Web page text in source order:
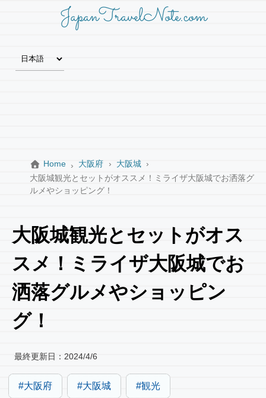
JapanTravelNote.com
Home 大阪府
大阪城
大阪城観光とセットがオススメ！ミライザ大阪城でお洒落グ
ルメやショッピング！
大阪城観光とセットがオス
スメ！ミライザ大阪城でお
洒落グルメやショッピン
グ！
最終更新日： 2024/4/6
大阪府 大阪城 観光